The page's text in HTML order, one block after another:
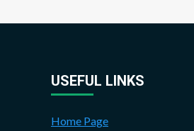
USEFUL LINKS
Home Page